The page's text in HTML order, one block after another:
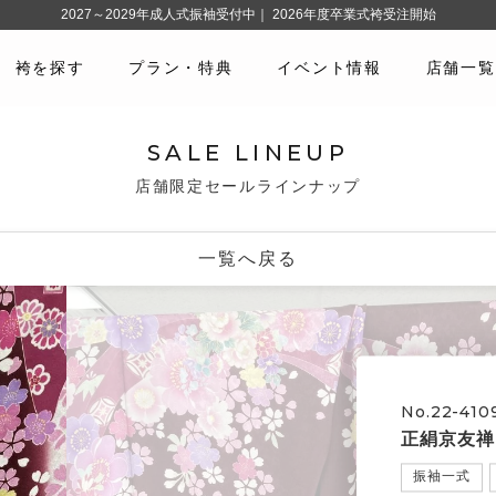
袴を探す プラン・特典 イベント情報 店舗一覧
SALE LINEUP
店舗限定セールラインナップ
一覧へ戻る
No.22-
正絹京友禅
振袖一式
2027～2029年成人式振袖受付中｜ 2026年度卒業式袴受注開始